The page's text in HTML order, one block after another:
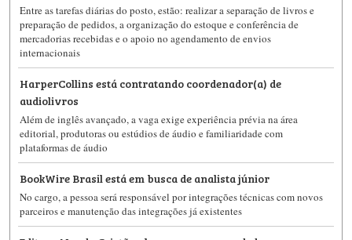
Entre as tarefas diárias do posto, estão: realizar a separação de livros e
preparação de pedidos, a organização do estoque e conferência de
mercadorias recebidas e o apoio no agendamento de envios
internacionais
HarperCollins está contratando coordenador(a) de
audiolivros
Além de inglês avançado, a vaga exige experiência prévia na área
editorial, produtoras ou estúdios de áudio e familiaridade com
plataformas de áudio
BookWire Brasil está em busca de analista júnior
No cargo, a pessoa será responsável por integrações técnicas com novos
parceiros e manutenção das integrações já existentes